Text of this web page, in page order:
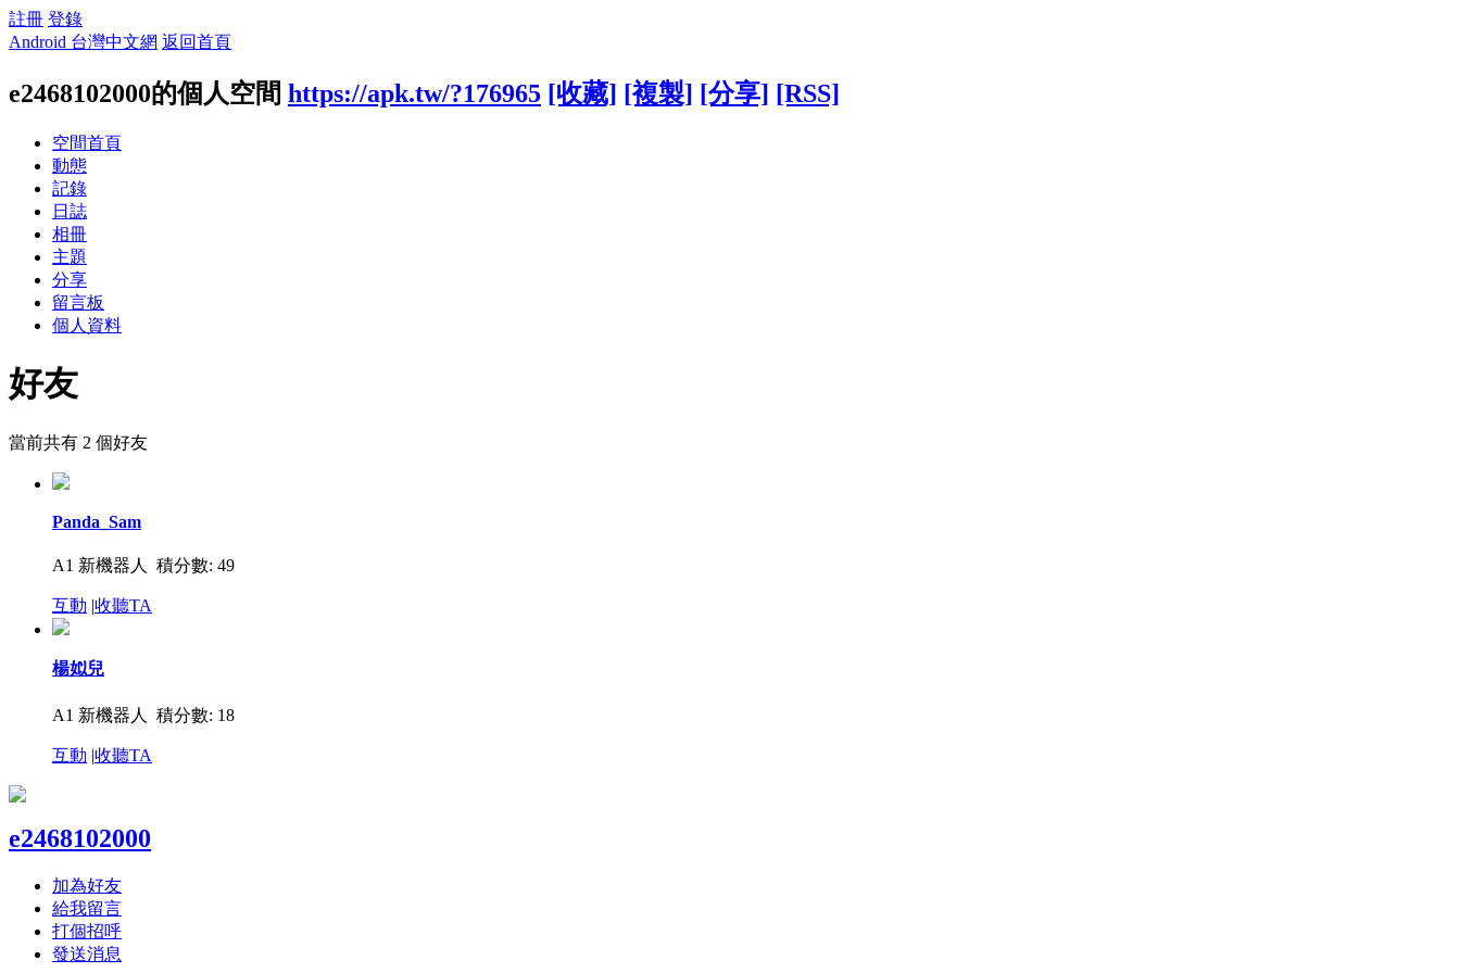
註冊 登錄
Android 台灣中文網 返回首頁
e2468102000的個人空間 https://apk.tw/?176965 [收藏] [複製] [分享] [RSS]
空間首頁
動態
記錄
日誌
相冊
主題
分享
留言板
個人資料
好友
當前共有 2 個好友
Panda_Sam
A1 新機器人 積分數: 49
互動 |收聽TA
楊姒兒
A1 新機器人 積分數: 18
互動 |收聽TA
e2468102000
加為好友
給我留言
打個招呼
發送消息